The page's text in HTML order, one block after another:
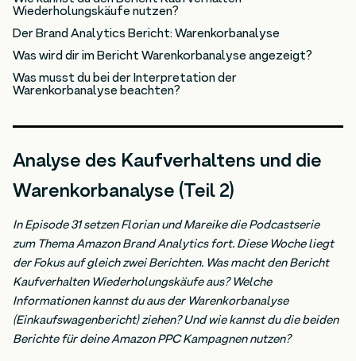
Wiederholungskäufe nutzen?
Der Brand Analytics Bericht: Warenkorbanalyse
Was wird dir im Bericht Warenkorbanalyse angezeigt?
Was musst du bei der Interpretation der
Warenkorbanalyse beachten?
Analyse des Kaufverhaltens und die
Warenkorbanalyse (Teil 2)
In Episode 31 setzen Florian und Mareike die Podcastserie
zum Thema Amazon Brand Analytics fort. Diese Woche liegt
der Fokus auf gleich zwei Berichten. Was macht den Bericht
Kaufverhalten Wiederholungskäufe aus? Welche
Informationen kannst du aus der Warenkorbanalyse
(Einkaufswagenbericht) ziehen? Und wie kannst du die beiden
Berichte für deine Amazon PPC Kampagnen nutzen?